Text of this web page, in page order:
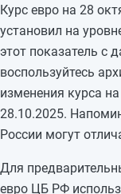
22.10.2025
21.10.2025
20.10.2025
19.10.2025
18.10.2025
17.10.2025
16.10.2025
14.10.2025
Курс евро на 28
установил на
этот показатель с
воспользуйтесь
изменения курса
28.10.2025.
России могут
Для
евро ЦБ РФ